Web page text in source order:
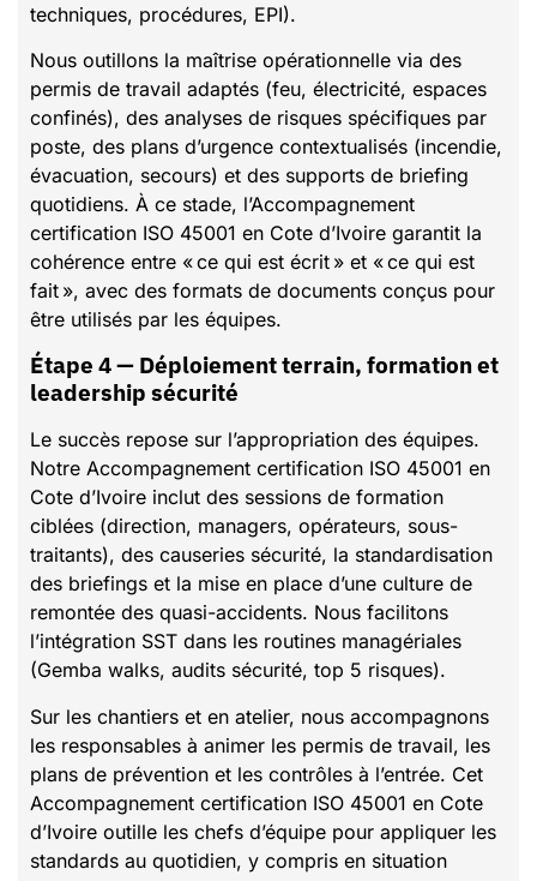
techniques, procédures, EPI).
Nous outillons la maîtrise opérationnelle via des
permis de travail adaptés (feu, électricité, espaces
confinés), des analyses de risques spécifiques par
poste, des plans d’urgence contextualisés (incendie,
évacuation, secours) et des supports de briefing
quotidiens. À ce stade, l’Accompagnement
certification ISO 45001 en Cote d’Ivoire garantit la
cohérence entre « ce qui est écrit » et « ce qui est
fait », avec des formats de documents conçus pour
être utilisés par les équipes.
Étape 4 — Déploiement terrain, formation et
leadership sécurité
Le succès repose sur l’appropriation des équipes.
Notre Accompagnement certification ISO 45001 en
Cote d’Ivoire inclut des sessions de formation
ciblées (direction, managers, opérateurs, sous-
traitants), des causeries sécurité, la standardisation
des briefings et la mise en place d’une culture de
remontée des quasi-accidents. Nous facilitons
l’intégration SST dans les routines managériales
(Gemba walks, audits sécurité, top 5 risques).
Sur les chantiers et en atelier, nous accompagnons
les responsables à animer les permis de travail, les
plans de prévention et les contrôles à l’entrée. Cet
Accompagnement certification ISO 45001 en Cote
d’Ivoire outille les chefs d’équipe pour appliquer les
standards au quotidien, y compris en situation